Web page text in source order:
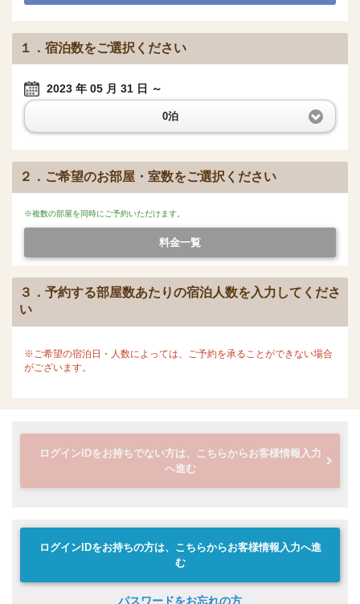
１．宿泊数をご選択ください
2023 年 05 月 31 日 ～
0泊
２．ご希望のお部屋・室数をご選択ください
※複数の部屋を同時にご予約いただけます。
料金一覧
３．予約する部屋数あたりの宿泊人数を入力してくださ
い
※ご希望の宿泊日・人数によっては、ご予約を承ることができない場合
がございます。
ログインIDをお持ちでない方は、こちらからお客様情報入力
へ進む
ログインIDをお持ちの方は、こちらからお客様情報入力へ進
む
パスワードをお忘れの方